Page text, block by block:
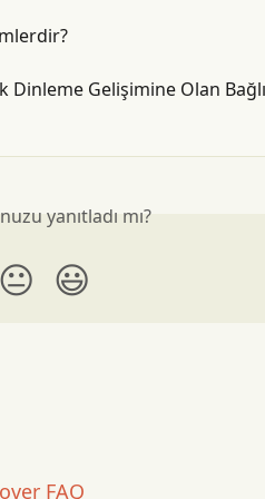
Dinleme Gelişimine Olan
yanıtladı mı?
😐 😃